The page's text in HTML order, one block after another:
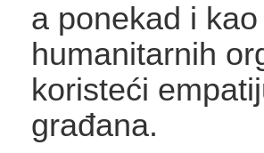
a ponekad i
humanitarnih
koristeći
građana.